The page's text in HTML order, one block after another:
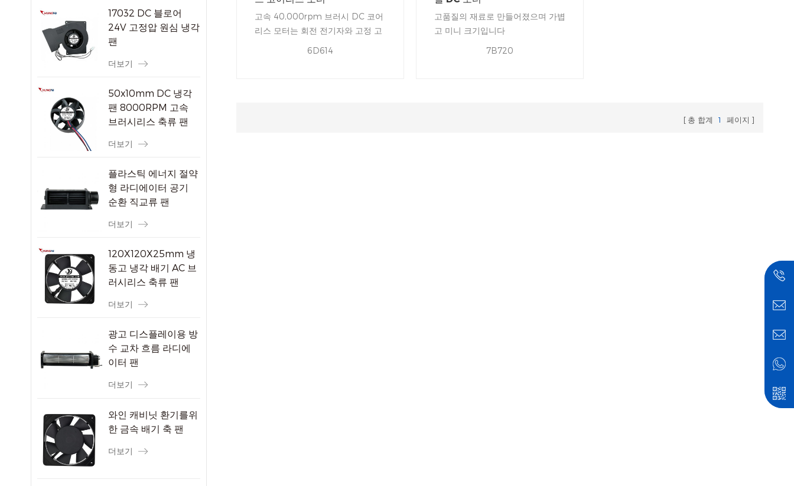
17032 DC 블로어
24V 고정압 원심 냉각
팬
더보기
50x10mm DC 냉각
팬 8000RPM 고속
브러시리스 축류 팬
더보기
플라스틱 에너지 절약
형 라디에이터 공기
순환 직교류 팬
더보기
120X120X25mm 냉
동고 냉각 배기 AC 브
러시리스 축류 팬
더보기
광고 디스플레이용 방
수 교차 흐름 라디에
이터 팬
더보기
와인 캐비닛 환기를위
한 금속 배기 축 팬
더보기
고속 40,000rpm 브러시 DC 코어
리스 모터는 회전 전기자와 고정 고
6D614
고품질의 재료로 만들어졌으며 가볍
고 미니 크기입니다
7B720
총 합계 1 페이지